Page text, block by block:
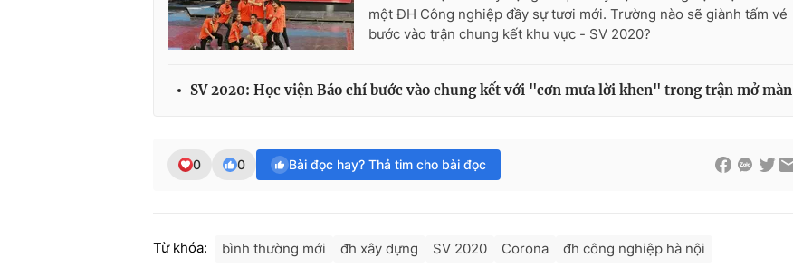
một ĐH Công nghiệp đầy sự tươi mới. Trường nào sẽ giành tấm vé
bước vào trận chung kết khu vực - SV 2020?
SV 2020: Học viện Báo chí bước vào chung kết với "cơn mưa lời khen" trong trận mở màn
0 0 Bài đọc hay? Thả tim cho bài đọc
Từ khóa: bình thường mới đh xây dựng SV 2020 Corona đh công nghiệp hà nội